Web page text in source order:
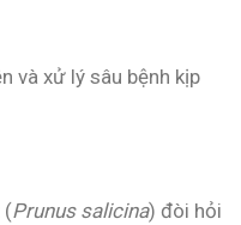
và xử lý sâu bệnh kịp
(Prunus salicina) đòi hỏi